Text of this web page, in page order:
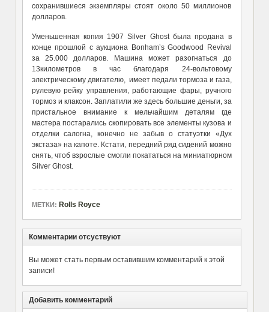
сохранившиеся экземпляры стоят около 50 миллионов
долларов.
Уменьшенная копия 1907 Silver Ghost была продана в
конце прошлой с аукциона Bonham’s Goodwood Revival
за 25.000 долларов. Машина может разогнаться до
13километров в час благодаря 24-вольтовому
электрическому двигателю, имеет педали тормоза и газа,
рулевую рейку управления, работающие фары, ручного
тормоз и клаксон. Заплатили же здесь большие деньги, за
пристальное внимание к мельчайшим деталям где
мастера постарались скопировать все элементы кузова и
отделки салогна, конечно не забыв о статуэтки «Дух
экстаза» на капоте. Кстати, передний ряд сидений можно
снять, чтоб взрослые смогли покататься на миниатюрном
Silver Ghost.
МЕТКИ: Rolls Royce
Комментарии отсуствуют
Вы может стать первым оставившим комментарий к этой
записи!
Добавить комментарий